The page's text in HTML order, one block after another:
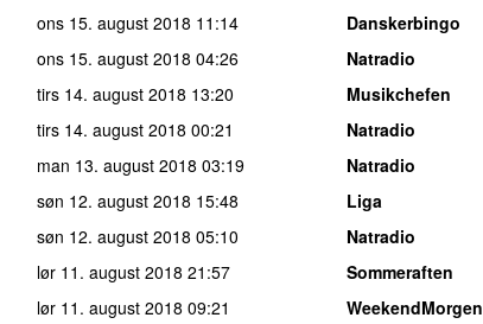
ons 15. august 2018 11:14
Danskerbingo
ons 15. august 2018 04:26
Natradio
tirs 14. august 2018 13:20
Musikchefen
tirs 14. august 2018 00:21
Natradio
man 13. august 2018 03:19
Natradio
søn 12. august 2018 15:48
Liga
søn 12. august 2018 05:10
Natradio
lør 11. august 2018 21:57
Sommeraften
lør 11. august 2018 09:21
WeekendMorgen